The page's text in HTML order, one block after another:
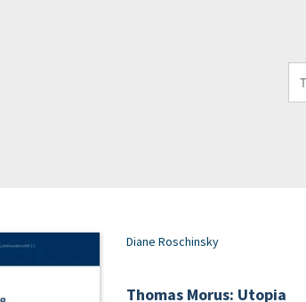
for:
Diane Roschinsky
Thomas Morus: Utopia